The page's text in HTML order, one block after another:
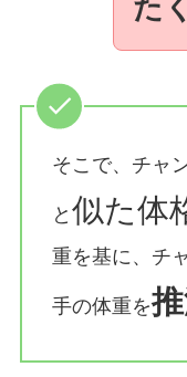
た
そこで、チャ
と 似た体
重を基に、チ
手の体重を